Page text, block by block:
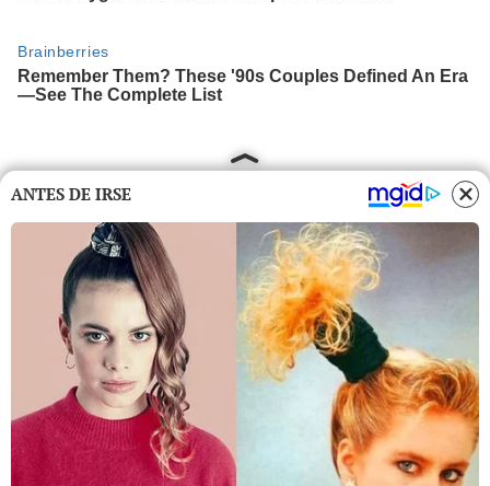
ANTES DE IRSE